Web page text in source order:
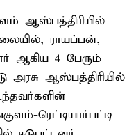
ஆஸ்பத்திரியில்
ராயப்பன்,
ஆகிய 4 பேரும்
அரசு ஆஸ்பத்திரியில்
ரெட்டியார்பட்டி